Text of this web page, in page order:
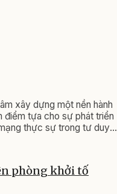
xây dựng một nền hành
điểm tựa cho sự phát triển
thực sự trong tư duy
phòng khởi tố